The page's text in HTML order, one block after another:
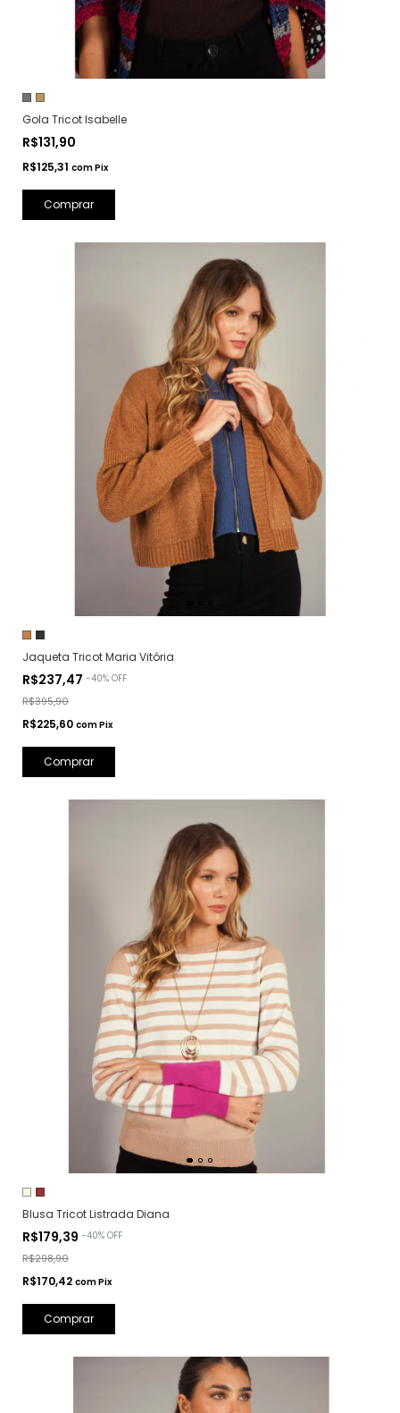
Gola Tricot Isabelle
R$131,90
R$125,31 comPix
Comprar
Jaqueta Tricot Maria Vitória
R$237,47 -40% OFF
R$395,90
R$225,60 comPix
Comprar
Blusa Tricot Listrada Diana
R$179,39 -40% OFF
R$298,90
R$170,42 comPix
Comprar